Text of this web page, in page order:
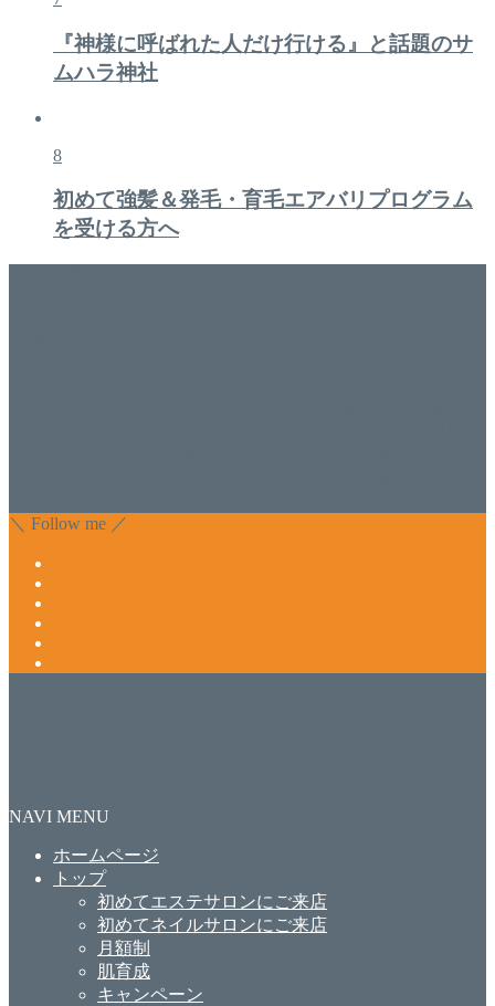
『神様に呼ばれた人だけ行ける』と話題のサ
ムハラ神社
8
初めて強髪＆発毛・育毛エアバリプログラム
を受ける方へ
＼ Follow me ／
NAVI MENU
ホームページ
トップ
初めてエステサロンにご来店
初めてネイルサロンにご来店
月額制
肌育成
キャンペーン